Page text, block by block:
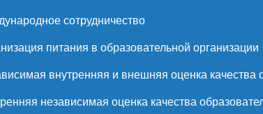
сотрудничество
питания в образовательной организации
внутренняя и внешняя оценка качества
независимая оценка качества